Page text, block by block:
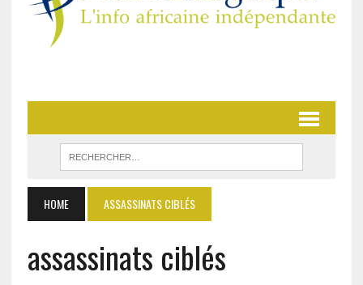
HOME ASSASSINATS CIBLÉS
assassinats ciblés